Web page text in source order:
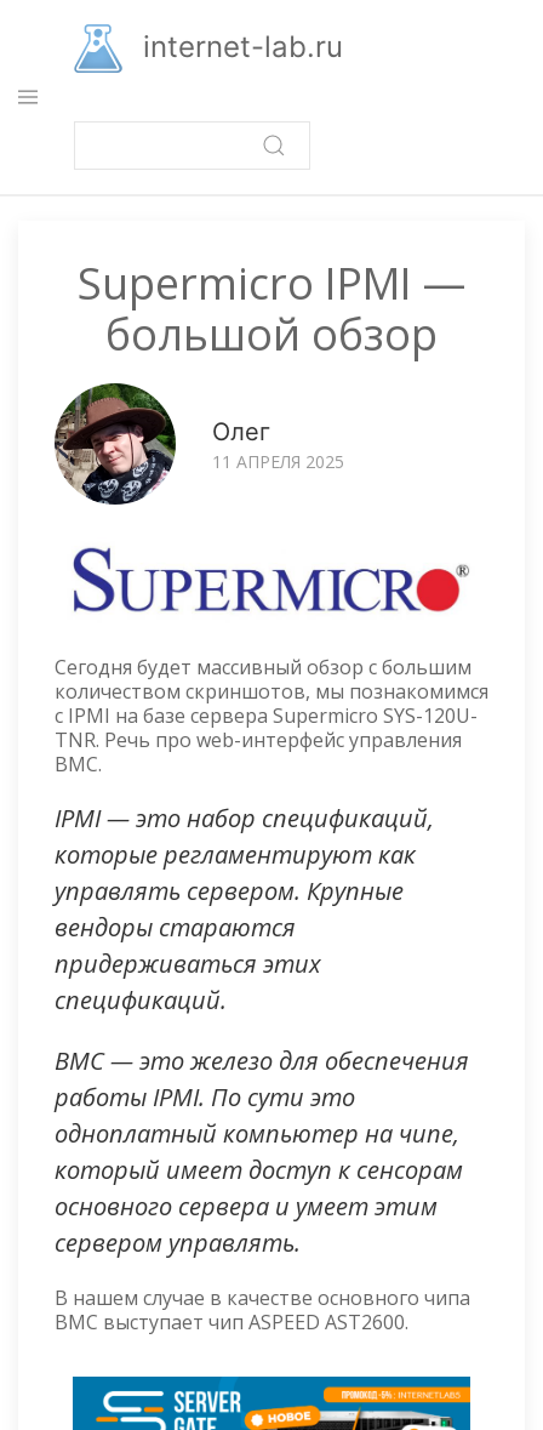
основному
содержанию
internet-lab.ru
Supermicro IPMI —
большой обзор
Олег
11 АПРЕЛЯ 2025
Сегодня будет массивный обзор с большим
количеством скриншотов, мы познакомимся
с IPMI на базе сервера Supermicro SYS-120U-
TNR. Речь про web-интерфейс управления
BMC.
IPMI — это набор спецификаций,
которые регламентируют как
управлять сервером. Крупные
вендоры стараются
придерживаться этих
спецификаций.
BMC — это железо для обеспечения
работы IPMI. По сути это
одноплатный компьютер на чипе,
который имеет доступ к сенсорам
основного сервера и умеет этим
сервером управлять.
В нашем случае в качестве основного чипа
BMC выступает чип ASPEED AST2600.